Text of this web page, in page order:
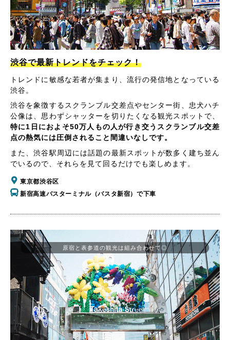
渋谷で最新トレンドをチェック！
トレンドに敏感な若者が集まり、流行の発信地となっている
渋谷。
渋谷を象徴するスクランブル交差点やセンター街、忠犬ハチ
公像は、思わずシャッターを切りたくなる観光スポットで、
特に1日におよそ50万人もの人が行き交うスクランブル交差
点の熱気には圧倒されること間違いなしです。
また、渋谷駅周辺には話題の最新スポットが数多く建ち並ん
でいるので、それらを見て回るだけでも楽しめます。
東京都渋谷区
新宿高速バスターミナル（バスタ新宿）で下車
原宿と表参道の観光は組み合わせて◎